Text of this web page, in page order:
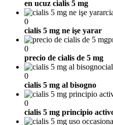
en ucuz cialis 5 mg
0
cialis 5 mg ne işe yarar
0
precio de cialis de 5 mg
0
cialis 5 mg al bisogno
0
cialis 5 mg principio